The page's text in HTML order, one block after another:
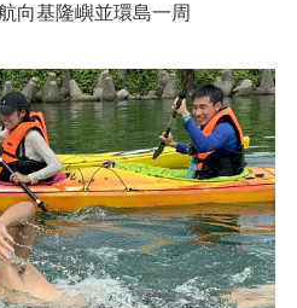
向基隆嶼並環島一周